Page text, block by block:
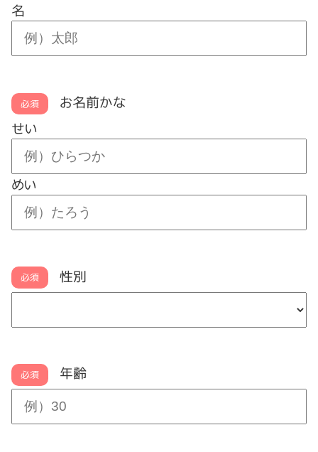
名
必須
お名前かな
せい
めい
必須 性別
必須 年齢